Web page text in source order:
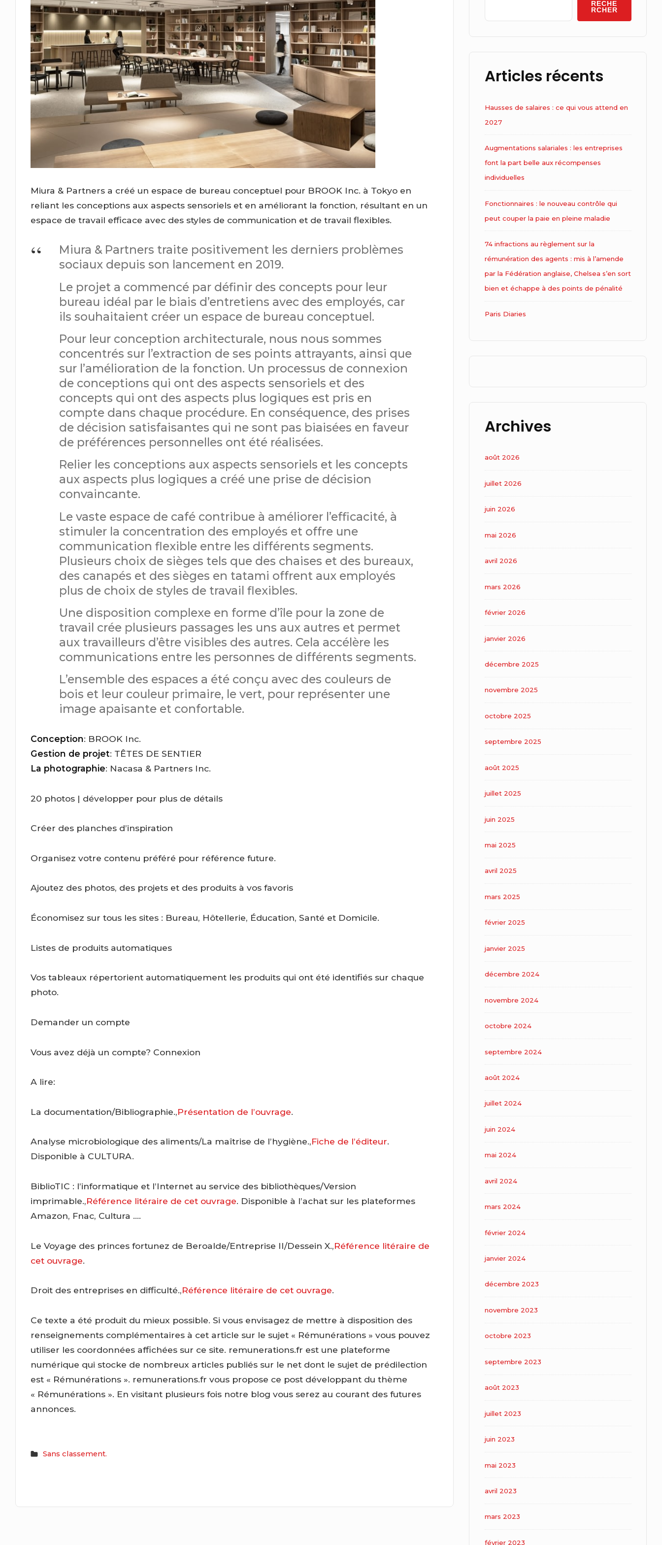
Miura & Partners a créé un espace de bureau conceptuel pour BROOK Inc. à Tokyo en
reliant les conceptions aux aspects sensoriels et en améliorant la fonction, résultant en un
espace de travail efficace avec des styles de communication et de travail flexibles.
Miura & Partners traite positivement les derniers problèmes
sociaux depuis son lancement en 2019.
Le projet a commencé par définir des concepts pour leur
bureau idéal par le biais d’entretiens avec des employés, car
ils souhaitaient créer un espace de bureau conceptuel.
Pour leur conception architecturale, nous nous sommes
concentrés sur l’extraction de ses points attrayants, ainsi que
sur l’amélioration de la fonction. Un processus de connexion
de conceptions qui ont des aspects sensoriels et des
concepts qui ont des aspects plus logiques est pris en
compte dans chaque procédure. En conséquence, des prises
de décision satisfaisantes qui ne sont pas biaisées en faveur
de préférences personnelles ont été réalisées.
Relier les conceptions aux aspects sensoriels et les concepts
aux aspects plus logiques a créé une prise de décision
convaincante.
Le vaste espace de café contribue à améliorer l’efficacité, à
stimuler la concentration des employés et offre une
communication flexible entre les différents segments.
Plusieurs choix de sièges tels que des chaises et des bureaux,
des canapés et des sièges en tatami offrent aux employés
plus de choix de styles de travail flexibles.
Une disposition complexe en forme d’île pour la zone de
travail crée plusieurs passages les uns aux autres et permet
aux travailleurs d’être visibles des autres. Cela accélère les
communications entre les personnes de différents segments.
L’ensemble des espaces a été conçu avec des couleurs de
bois et leur couleur primaire, le vert, pour représenter une
image apaisante et confortable.
Conception: BROOK Inc.
Gestion de projet: TÊTES DE SENTIER
La photographie: Nacasa & Partners Inc.
20 photos | développer pour plus de détails
Créer des planches d’inspiration
Organisez votre contenu préféré pour référence future.
Ajoutez des photos, des projets et des produits à vos favoris
Économisez sur tous les sites : Bureau, Hôtellerie, Éducation, Santé et Domicile.
Listes de produits automatiques
Vos tableaux répertorient automatiquement les produits qui ont été identifiés sur chaque
photo.
Demander un compte
Vous avez déjà un compte? Connexion
A lire:
La documentation/Bibliographie.,Présentation de l’ouvrage.
Analyse microbiologique des aliments/La maîtrise de l’hygiène.,Fiche de l’éditeur.
Disponible à CULTURA.
BiblioTIC : l’informatique et l’Internet au service des bibliothèques/Version
imprimable.,Référence litéraire de cet ouvrage. Disponible à l’achat sur les plateformes
Amazon, Fnac, Cultura ….
Le Voyage des princes fortunez de Beroalde/Entreprise II/Dessein X.,Référence litéraire de
cet ouvrage.
Droit des entreprises en difficulté.,Référence litéraire de cet ouvrage.
Ce texte a été produit du mieux possible. Si vous envisagez de mettre à disposition des
renseignements complémentaires à cet article sur le sujet « Rémunérations » vous pouvez
utiliser les coordonnées affichées sur ce site. remunerations.fr est une plateforme
numérique qui stocke de nombreux articles publiés sur le net dont le sujet de prédilection
est « Rémunérations ». remunerations.fr vous propose ce post développant du thème
« Rémunérations ». En visitant plusieurs fois notre blog vous serez au courant des futures
annonces.
Sans classement.
RECHE
RCHER
Articles récents
Hausses de salaires : ce qui vous attend en
2027
Augmentations salariales : les entreprises
font la part belle aux récompenses
individuelles
Fonctionnaires : le nouveau contrôle qui
peut couper la paie en pleine maladie
74 infractions au règlement sur la
rémunération des agents : mis à l’amende
par la Fédération anglaise, Chelsea s’en sort
bien et échappe à des points de pénalité
Paris Diaries
Archives
août 2026
juillet 2026
juin 2026
mai 2026
avril 2026
mars 2026
février 2026
janvier 2026
décembre 2025
novembre 2025
octobre 2025
septembre 2025
août 2025
juillet 2025
juin 2025
mai 2025
avril 2025
mars 2025
février 2025
janvier 2025
décembre 2024
novembre 2024
octobre 2024
septembre 2024
août 2024
juillet 2024
juin 2024
mai 2024
avril 2024
mars 2024
février 2024
janvier 2024
décembre 2023
novembre 2023
octobre 2023
septembre 2023
août 2023
juillet 2023
juin 2023
mai 2023
avril 2023
mars 2023
février 2023